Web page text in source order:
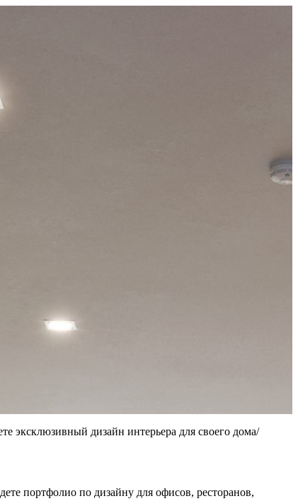
эксклюзивный дизайн интерьера для своего дома/
портфолио по дизайну для офисов, ресторанов,